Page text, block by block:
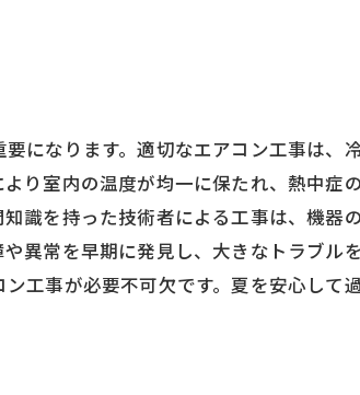
になります。適切なエアコン工事は、
り室内の温度が均一に保たれ、熱中症
識を持った技術者による工事は、機器
異常を早期に発見し、大きなトラブル
工事が必要不可欠です。夏を安心して